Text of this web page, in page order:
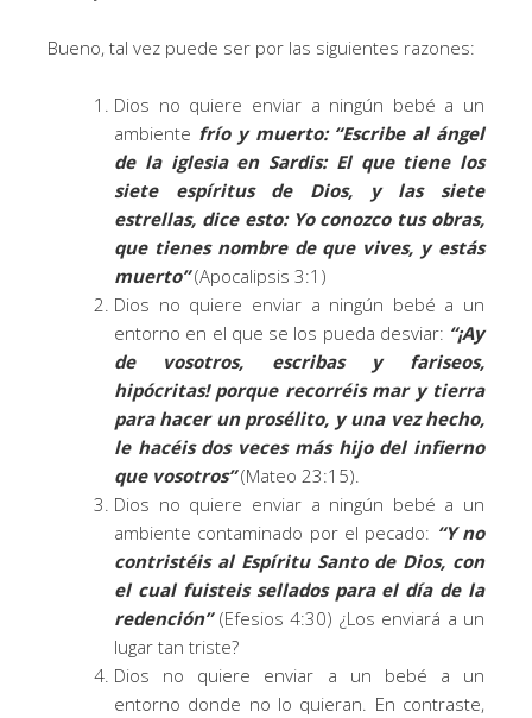
Bueno, tal vez puede ser por las siguientes razones:
Dios no quiere enviar a ningún bebé a un
ambiente frío y muerto: “Escribe al ángel
de la iglesia en Sardis: El que tiene los
siete espíritus de Dios, y las siete
estrellas, dice esto: Yo conozco tus obras,
que tienes nombre de que vives, y estás
muerto”(Apocalipsis 3:1)
Dios no quiere enviar a ningún bebé a un
entorno en el que se los pueda desviar: “¡Ay
de vosotros, escribas y fariseos,
hipócritas! porque recorréis mar y tierra
para hacer un prosélito, y una vez hecho,
le hacéis dos veces más hijo del infierno
que vosotros”(Mateo 23:15).
Dios no quiere enviar a ningún bebé a un
ambiente contaminado por el pecado: “Y no
contristéis al Espíritu Santo de Dios, con
el cual fuisteis sellados para el día de la
redención”(Efesios 4:30) ¿Los enviará a un
lugar tan triste?
Dios no quiere enviar a un bebé a un
entorno donde no lo quieran. En contraste,